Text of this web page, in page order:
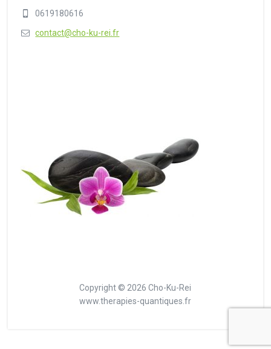
0619180616
contact@cho-ku-rei.fr
Copyright © 2026 Cho-Ku-Rei
www.therapies-quantiques.fr